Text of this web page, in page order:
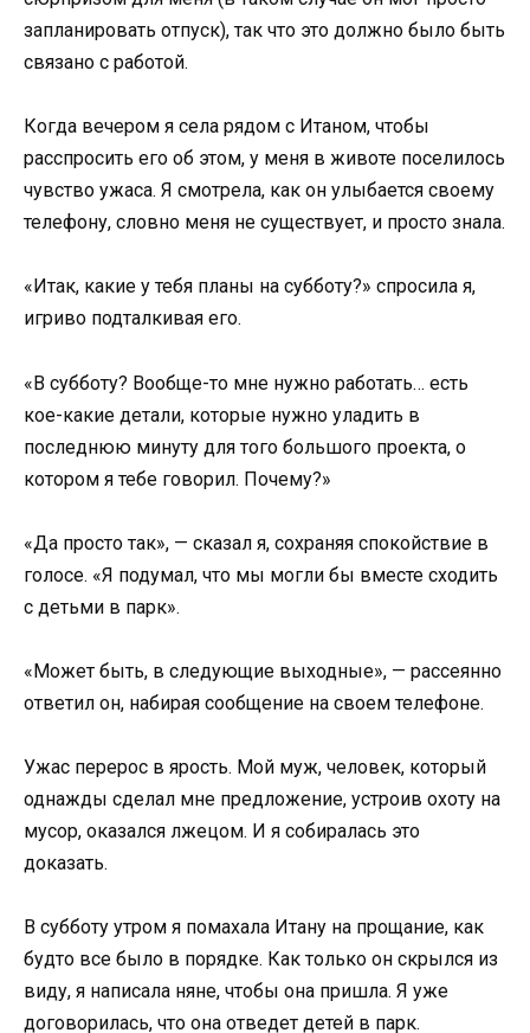
запланировать отпуск), так что это должно было быть
связано с работой.
Когда вечером я села рядом с Итаном, чтобы
расспросить его об этом, у меня в животе поселилось
чувство ужаса. Я смотрела, как он улыбается своему
телефону, словно меня не существует, и просто знала.
«Итак, какие у тебя планы на субботу?» спросила я,
игриво подталкивая его.
«В субботу? Вообще-то мне нужно работать… есть
кое-какие детали, которые нужно уладить в
последнюю минуту для того большого проекта, о
котором я тебе говорил. Почему?»
«Да просто так», — сказал я, сохраняя спокойствие в
голосе. «Я подумал, что мы могли бы вместе сходить
с детьми в парк».
«Может быть, в следующие выходные», — рассеянно
ответил он, набирая сообщение на своем телефоне.
Ужас перерос в ярость. Мой муж, человек, который
однажды сделал мне предложение, устроив охоту на
мусор, оказался лжецом. И я собиралась это
доказать.
В субботу утром я помахала Итану на прощание, как
будто все было в порядке. Как только он скрылся из
виду, я написала няне, чтобы она пришла. Я уже
договорилась, что она отведет детей в парк.